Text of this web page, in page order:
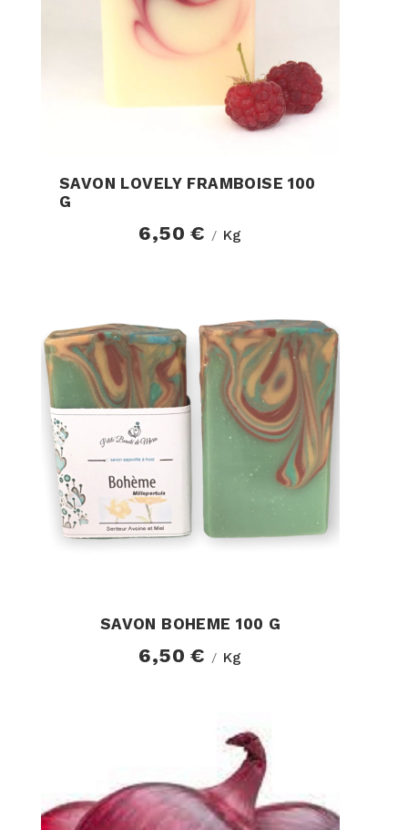
SAVON LOVELY FRAMBOISE 100
G
6,50 € / Kg
SAVON BOHEME 100 G
6,50 € / Kg